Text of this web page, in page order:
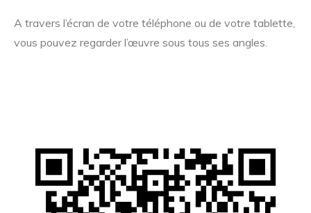
A travers l’écran de votre téléphone ou de votre tablette,
vous pouvez regarder l’œuvre sous tous ses angles.